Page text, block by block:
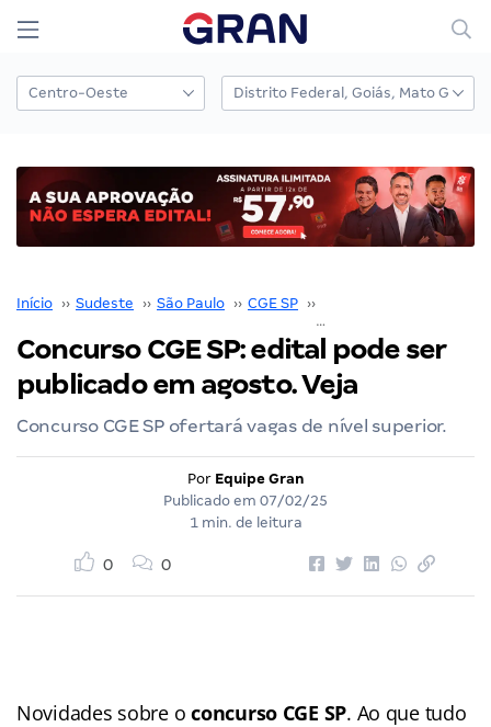
Início ›› Sudeste ›› São Paulo ›› CGE SP ››
Concurso CGE SP: edital pode ser
publicado em agosto. Veja
Concurso CGE SP ofertará vagas de nível superior.
Por Equipe Gran
Publicado em 07/02/25
1 min. de leitura
0 0
Novidades sobre o concurso CGE SP. Ao que tudo